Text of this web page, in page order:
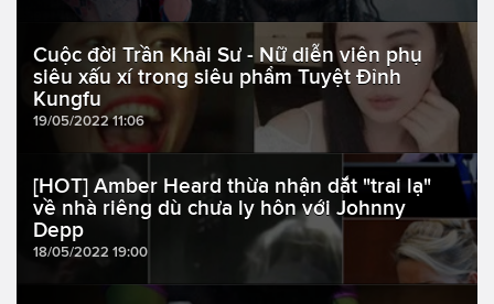
Cuộc đời Trần Khải Sư - Nữ diễn viên phụ
siêu xấu xí trong siêu phẩm Tuyệt Đỉnh
Kungfu
19/05/2022 11:06
[HOT] Amber Heard thừa nhận dắt "trai lạ"
về nhà riêng dù chưa ly hôn với Johnny
Depp
18/05/2022 19:00